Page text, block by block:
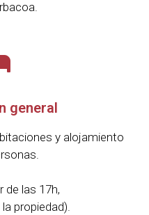
general
y alojamiento
de las 17h,
la propiedad).